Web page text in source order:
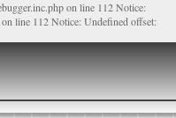
on line 112 Notice:
line 112 Notice: Undefined offset: